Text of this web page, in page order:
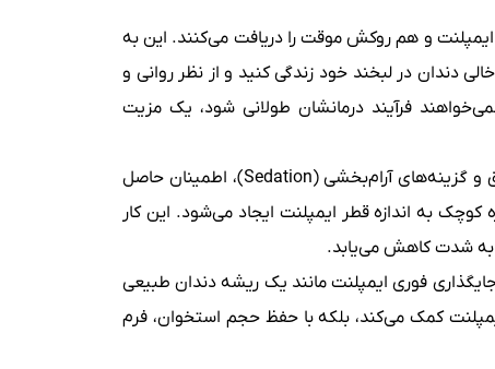
و هم روکش موقت را دریافت می‌کنند. این به
دندان در لبخند خود زندگی کنید و از نظر روانی و
فرآیند درمانشان طولانی شود، یک مزیت
تجربه بدون درد و بدون تروما: ما با استفاده از جراحی دیجیتال بدون فلپ (Flapless Surgery)، بی‌حسی موضعی دقیق و گزینه‌های آرام‌بخشی (Sedation)، اطمینان حاصل
به اندازه قطر ایمپلنت ایجاد می‌شود. این کار
به شدت کاهش می‌یابد.
فوری ایمپلنت مانند یک ریشه دندان طبیعی
کمک می‌کند، بلکه با حفظ حجم استخوان، فرم